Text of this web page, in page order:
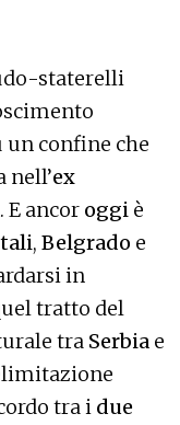
staterelli
un confine che
nell’ex
. E ancor oggi è
, Belgrado e
in
tratto del
tra Serbia e
tra i due